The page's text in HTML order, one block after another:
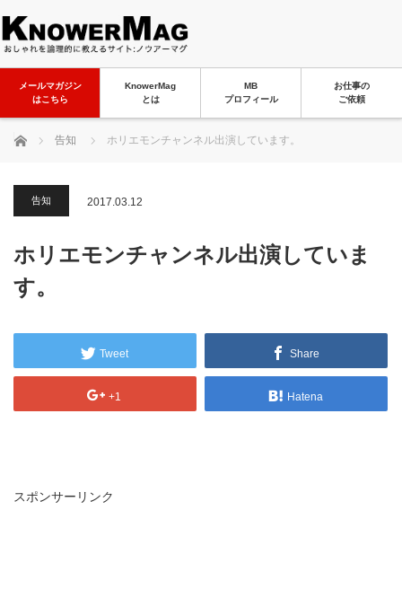
メールマガジン
はこちら
KnowerMag
とは
MB
プロフィール
お仕事の
ご依頼
ホーム 告知 ホリエモンチャンネル出演しています。
告知 2017.03.12
ホリエモンチャンネル出演していま
す。
Tweet Share
+1 Hatena
スポンサーリンク